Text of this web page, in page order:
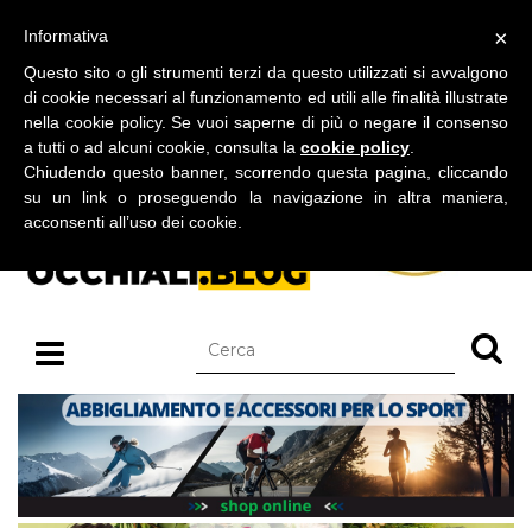
BLOG SU OCCHIALI DA SOLE E OCCHIALI DA VISTA
×
Informativa
Questo sito o gli strumenti terzi da questo utilizzati si avvalgono
di cookie necessari al funzionamento ed utili alle finalità illustrate
nella cookie policy. Se vuoi saperne di più o negare il consenso
a tutti o ad alcuni cookie, consulta la cookie policy
Chiudendo questo banner, scorrendo questa pagina, cliccando
su un link o proseguendo la navigazione in altra maniera,
acconsenti all’uso dei cookie.